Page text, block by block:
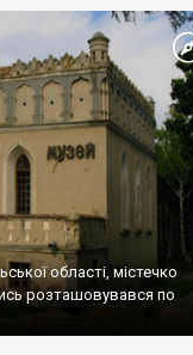
області, містечко
розташовувався по